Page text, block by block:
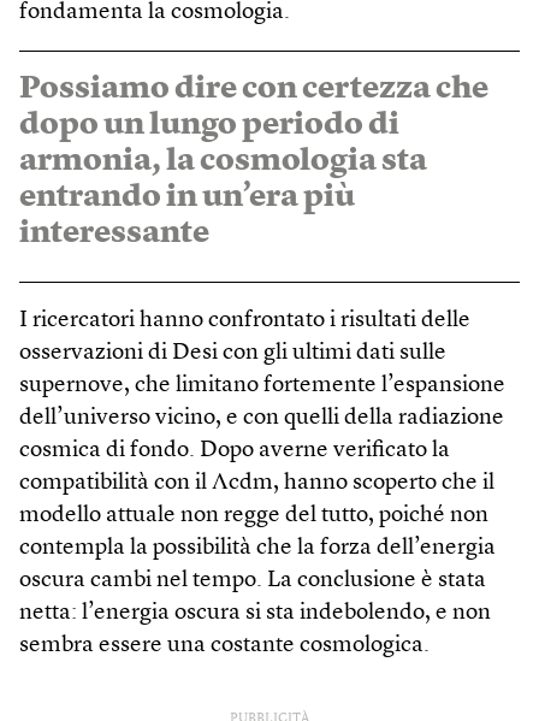
fondamenta la cosmologia.
Possiamo dire con certezza che
dopo un lungo periodo di
armonia, la cosmologia sta
entrando in un’era più
interessante
I ricercatori hanno confrontato i risultati delle
osservazioni di Desi con gli ultimi dati sulle
supernove, che limitano fortemente l’espansione
dell’universo vicino, e con quelli della radiazione
cosmica di fondo. Dopo averne verificato la
compatibilità con il Λcdm, hanno scoperto che il
modello attuale non regge del tutto, poiché non
contempla la possibilità che la forza dell’energia
oscura cambi nel tempo. La conclusione è stata
netta: l’energia oscura si sta indebolendo, e non
sembra essere una costante cosmologica.